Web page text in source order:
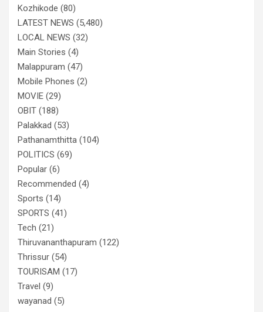
Kozhikode (80)
LATEST NEWS (5,480)
LOCAL NEWS (32)
Main Stories (4)
Malappuram (47)
Mobile Phones (2)
MOVIE (29)
OBIT (188)
Palakkad (53)
Pathanamthitta (104)
POLITICS (69)
Popular (6)
Recommended (4)
Sports (14)
SPORTS (41)
Tech (21)
Thiruvananthapuram (122)
Thrissur (54)
TOURISAM (17)
Travel (9)
wayanad (5)